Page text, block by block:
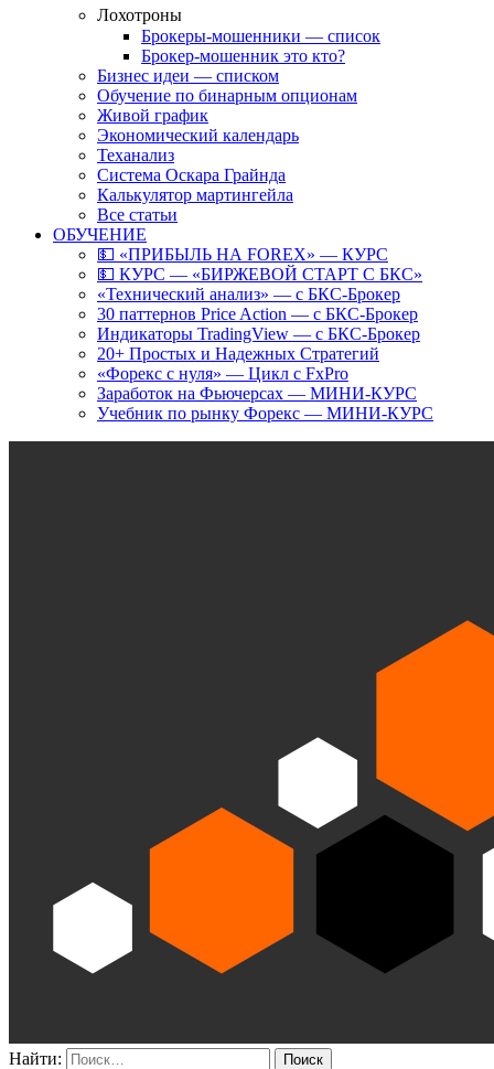
Лохотроны
Брокеры-мошенники — список
Брокер-мошенник это кто?
Бизнес идеи — списком
Обучение по бинарным опционам
Живой график
Экономический календарь
Теханализ
Система Оскара Грайнда
Калькулятор мартингейла
Все статьи
ОБУЧЕНИЕ
💵 «ПРИБЫЛЬ НА FOREX» — КУРС
💵 КУРС — «БИРЖЕВОЙ СТАРТ С БКС»
«Технический анализ» — с БКС-Брокер
30 паттернов Price Action — с БКС-Брокер
Индикаторы TradingView — с БКС-Брокер
20+ Простых и Надежных Стратегий
«Форекс с нуля» — Цикл с FxPro
Заработок на Фьючерсах — МИНИ-КУРС
Учебник по рынку Форекс — МИНИ-КУРС
Найти: